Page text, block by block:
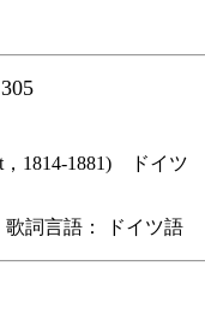
，1814-1881) ドイツ
言語： ドイツ語